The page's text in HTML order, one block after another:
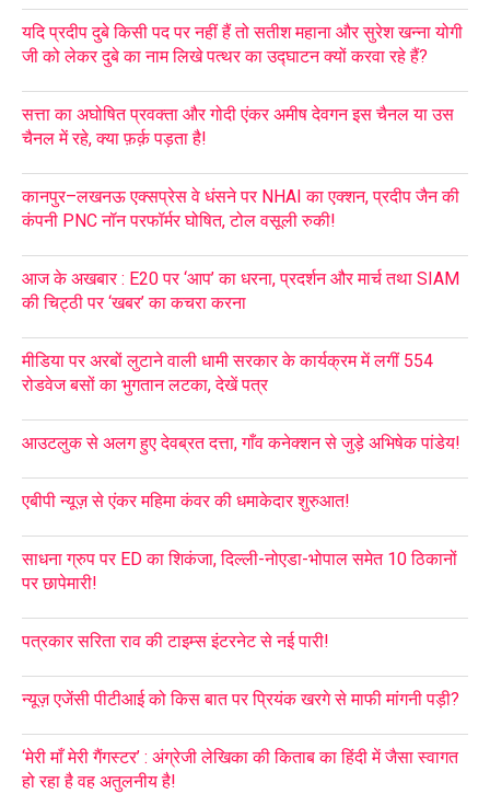
यदि प्रदीप दुबे किसी पद पर नहीं हैं तो सतीश महाना और सुरेश खन्ना योगी
जी को लेकर दुबे का नाम लिखे पत्थर का उद्घाटन क्यों करवा रहे हैं?
सत्ता का अघोषित प्रवक्ता और गोदी एंकर अमीष देवगन इस चैनल या उस
चैनल में रहे, क्या फ़र्क़ पड़ता है!
कानपुर–लखनऊ एक्सप्रेस वे धंसने पर NHAI का एक्शन, प्रदीप जैन की
कंपनी PNC नॉन परफॉर्मर घोषित, टोल वसूली रुकी!
आज के अखबार : E20 पर ‘आप’ का धरना, प्रदर्शन और मार्च तथा SIAM
की चिट्ठी पर ‘खबर’ का कचरा करना
मीडिया पर अरबों लुटाने वाली धामी सरकार के कार्यक्रम में लगीं 554
रोडवेज बसों का भुगतान लटका, देखें पत्र
आउटलुक से अलग हुए देवब्रत दत्ता, गाँव कनेक्शन से जुड़े अभिषेक पांडेय!
एबीपी न्यूज़ से एंकर महिमा कंवर की धमाकेदार शुरुआत!
साधना ग्रुप पर ED का शिकंजा, दिल्ली-नोएडा-भोपाल समेत 10 ठिकानों
पर छापेमारी!
पत्रकार सरिता राव की टाइम्स इंटरनेट से नई पारी!
न्यूज़ एजेंसी पीटीआई को किस बात पर प्रियंक खरगे से माफी मांगनी पड़ी?
‘मेरी माँ मेरी गैंगस्टर’ : अंग्रेजी लेखिका की किताब का हिंदी में जैसा स्वागत
हो रहा है वह अतुलनीय है!